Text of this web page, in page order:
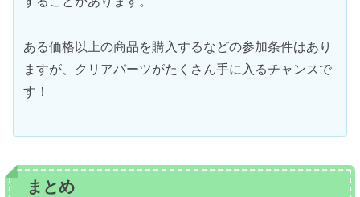
ある価格以上の商品を購入するなどの参加条件はあり
ますが、クリアパーツがたくさん手に入るチャンスで
す！
まとめ